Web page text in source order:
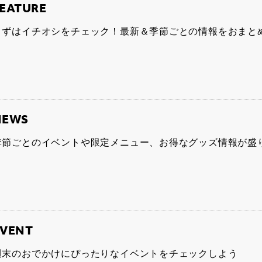
ずはイチオシをチェック！最新＆季節ごとの情報をおまと
節ごとのイベントや限定メニュー、お得なグッズ情報が盛
末のおでかけにぴったりなイベントをチェックしよう